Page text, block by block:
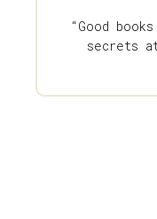
“Good
secrets